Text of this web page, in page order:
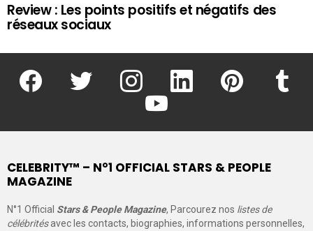
Review : Les points positifs et négatifs des
réseaux sociaux
facebook twitter instagram linkedin pinterest
youtube
CELEBRITY™ – N°1 OFFICIAL STARS & PEOPLE
MAGAZINE
N°1 Official Stars & People Magazine, Parcourez nos listes de
célébritésavec les contacts, biographies, informations personnelles,